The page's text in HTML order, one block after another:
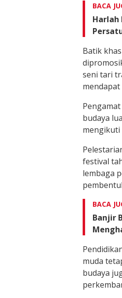
BACA
Harlah
Batik
seni tari
budaya
mengikuti
festival
lembaga
BACA
Banjir
muda
budaya